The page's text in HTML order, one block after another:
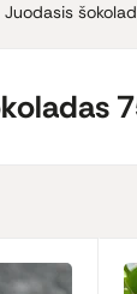
Juodasis